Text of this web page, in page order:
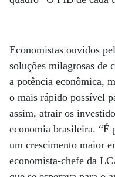
Economistas ouvidos
soluções milagrosas de
a potência econômica,
o mais rápido possível
assim, atrair os
economia brasileira. “É
um crescimento maior
economista-chefe da